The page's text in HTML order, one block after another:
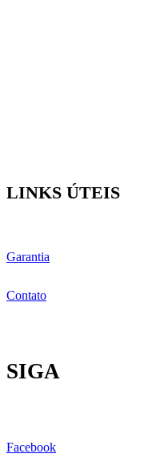
LINKS ÚTEIS
Garantia
Contato
SIGA
Facebook